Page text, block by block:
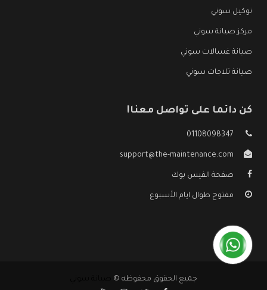
توكيل سوني
مركز صيانة سوني
صيانة غسالات سوني
صيانة ثلاجات سوني
كن دائما على تواصل معنا!
01108098347
support@the-maintenance.com
صفحة الفيس بوك
مفتوح طوال ايام الأسبوع
جميع الحقوق محفوظه ©